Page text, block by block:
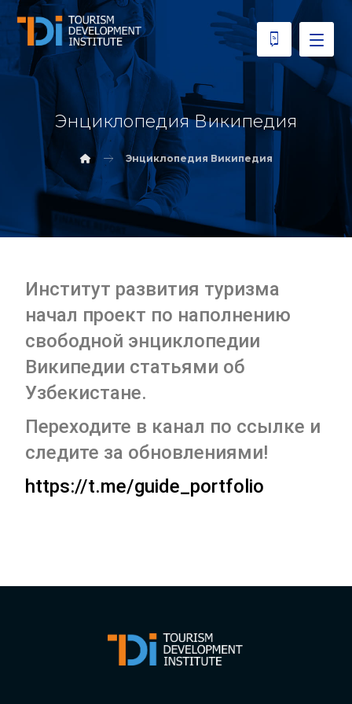
Энциклопедия Википедия
Энциклопедия Википедия
Институт развития туризма
начал проект по наполнению
свободной энциклопедии
Википедии статьями об
Узбекистане.
Переходите в канал по ссылке и
следите за обновлениями!
https://t.me/guide_portfolio